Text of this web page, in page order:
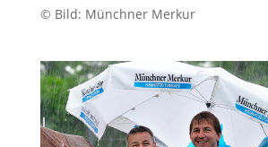
© Bild: Münchner Merkur